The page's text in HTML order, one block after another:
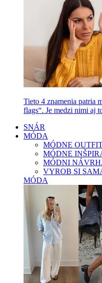
Tieto 4 znamenia patria
flags“. Je medzi nimi aj
SNÁR
MÓDA
MÓDNE
MÓDNE
MÓDNI
VYROB SI
MÓDA